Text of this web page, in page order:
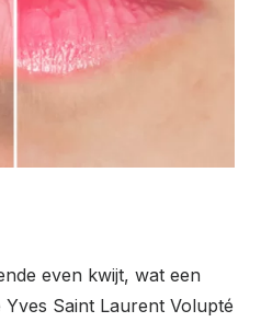
even kwijt, wat een
Saint Laurent Volupté